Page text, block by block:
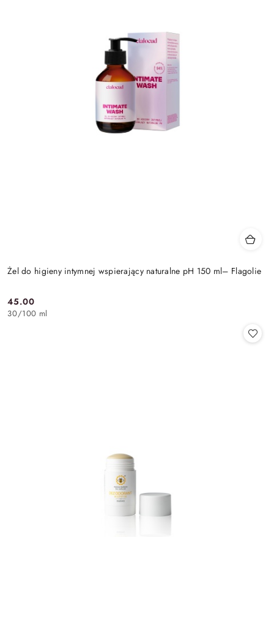
Żel do higieny intymnej wspierający naturalne pH 150 ml– Flagolie
Cena:
45.00
30/100 ml